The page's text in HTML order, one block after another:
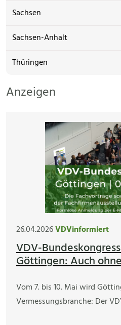
Sachsen
Sachsen-Anhalt
Thüringen
Anzeigen
26.04.2026VDVinformiert
VDV-
Göttingen: Auch
Vom 7. bis 10. Mai wird
Vermessungsbranche: Der